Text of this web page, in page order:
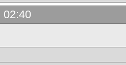
02:40